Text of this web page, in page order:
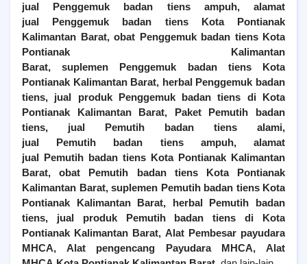
jual Penggemuk badan tiens ampuh, alamat
jual Penggemuk badan tiens Kota Pontianak
Kalimantan Barat, obat Penggemukbadan tiens Kota
Pontianak Kalimantan
Barat, suplemen Penggemuk badan tiens Kota
Pontianak Kalimantan Barat, herbal Penggemuk badan
tiens, jual produk Penggemukbadan tiens di Kota
Pontianak Kalimantan Barat, Paket Pemutih badan
tiens, jual Pemutih badan tiens alami,
jual Pemutih badan tiens ampuh, alamat
jual Pemutih badan tiens Kota Pontianak Kalimantan
Barat, obat Pemutih badan tiens Kota Pontianak
Kalimantan Barat, suplemen Pemutihbadan tiens Kota
Pontianak Kalimantan Barat, herbal Pemutih badan
tiens, jual produk Pemutihbadan tiens di Kota
Pontianak Kalimantan Barat, Alat Pembesar payudara
MHCA, Alat pengencang Payudara MHCA, Alat